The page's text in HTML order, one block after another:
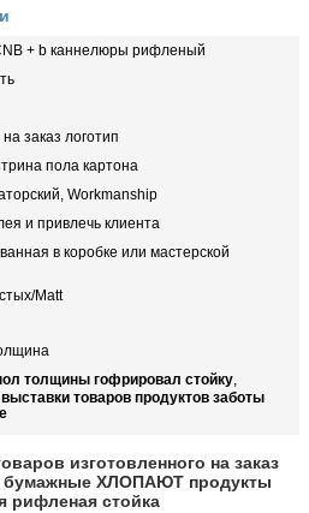
+ b каннелюры рифленый
заказ логотип
пола картона
Workmanship
и привлечь клиента
в коробке или мастерской
Matt
толщины гофрировал стойку,
товаров продуктов заботы
изготовленного на заказ
бумажные ХЛОПАЮТ продукты
рифленая стойка